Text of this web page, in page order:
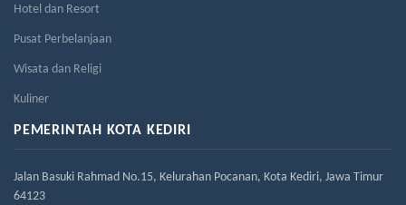
Hotel dan Resort
Pusat Perbelanjaan
Wisata dan Religi
Kuliner
PEMERINTAH KOTA KEDIRI
Jalan Basuki Rahmad No.15, Kelurahan Pocanan, Kota Kediri, Jawa Timur
64123